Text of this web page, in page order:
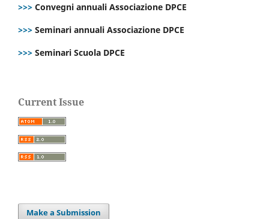
>>> Convegni annuali Associazione DPCE
>>> Seminari annuali Associazione DPCE
>>> Seminari Scuola DPCE
Current Issue
Make a Submission